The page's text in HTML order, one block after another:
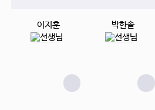
이지훈 박한솔